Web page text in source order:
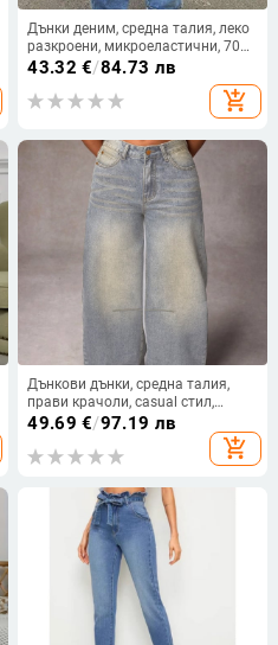
Дънки деним, средна талия, леко
разкроени, микроеластични, 70–
80% памук
43.32 €/84.73 лв
add_shopping_cart
Дънкови дънки, средна талия,
прави крачоли, casual стил,
деним с 80–90% памук и
полиестер, средна плътност, лято
2025
49.69 €/97.19 лв
add_shopping_cart